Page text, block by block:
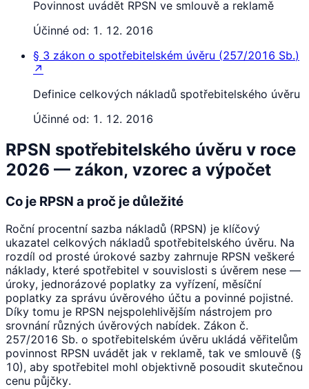
Povinnost uvádět RPSN ve smlouvě a reklamě
Účinné od: 1. 12. 2016
§ 3 zákon o spotřebitelském úvěru (257/2016 Sb.)
↗
Definice celkových nákladů spotřebitelského úvěru
Účinné od: 1. 12. 2016
RPSN spotřebitelského úvěru v roce
2026 — zákon, vzorec a výpočet
Co je RPSN a proč je důležité
Roční procentní sazba nákladů (RPSN) je klíčový
ukazatel celkových nákladů spotřebitelského úvěru. Na
rozdíl od prosté úrokové sazby zahrnuje RPSN veškeré
náklady, které spotřebitel v souvislosti s úvěrem nese —
úroky, jednorázové poplatky za vyřízení, měsíční
poplatky za správu úvěrového účtu a povinné pojistné.
Díky tomu je RPSN nejspolehlivějším nástrojem pro
srovnání různých úvěrových nabídek. Zákon č.
257/2016 Sb. o spotřebitelském úvěru ukládá věřitelům
povinnost RPSN uvádět jak v reklamě, tak ve smlouvě (§
10), aby spotřebitel mohl objektivně posoudit skutečnou
cenu půjčky.